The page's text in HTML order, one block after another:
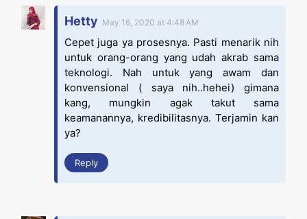
Hetty May 16, 2020 at 4:48 AM
Cepet juga ya prosesnya. Pasti menarik nih
untuk orang-orang yang udah akrab sama
teknologi. Nah untuk yang awam dan
konvensional ( saya nih..hehei) gimana
kang, mungkin agak takut sama
keamanannya, kredibilitasnya. Terjamin kan
ya?
Reply